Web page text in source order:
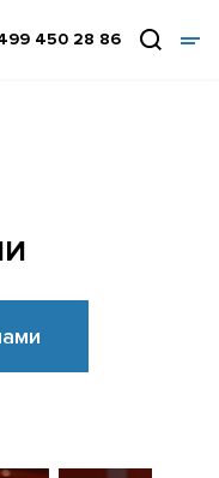
450 28 86